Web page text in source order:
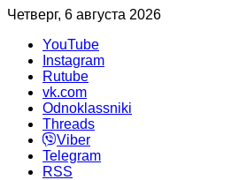
Четверг, 6 августа 2026
YouTube
Instagram
Rutube
vk.com
Odnoklassniki
Threads
Viber
Telegram
RSS